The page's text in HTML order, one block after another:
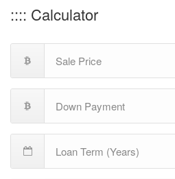
:::: Calculator